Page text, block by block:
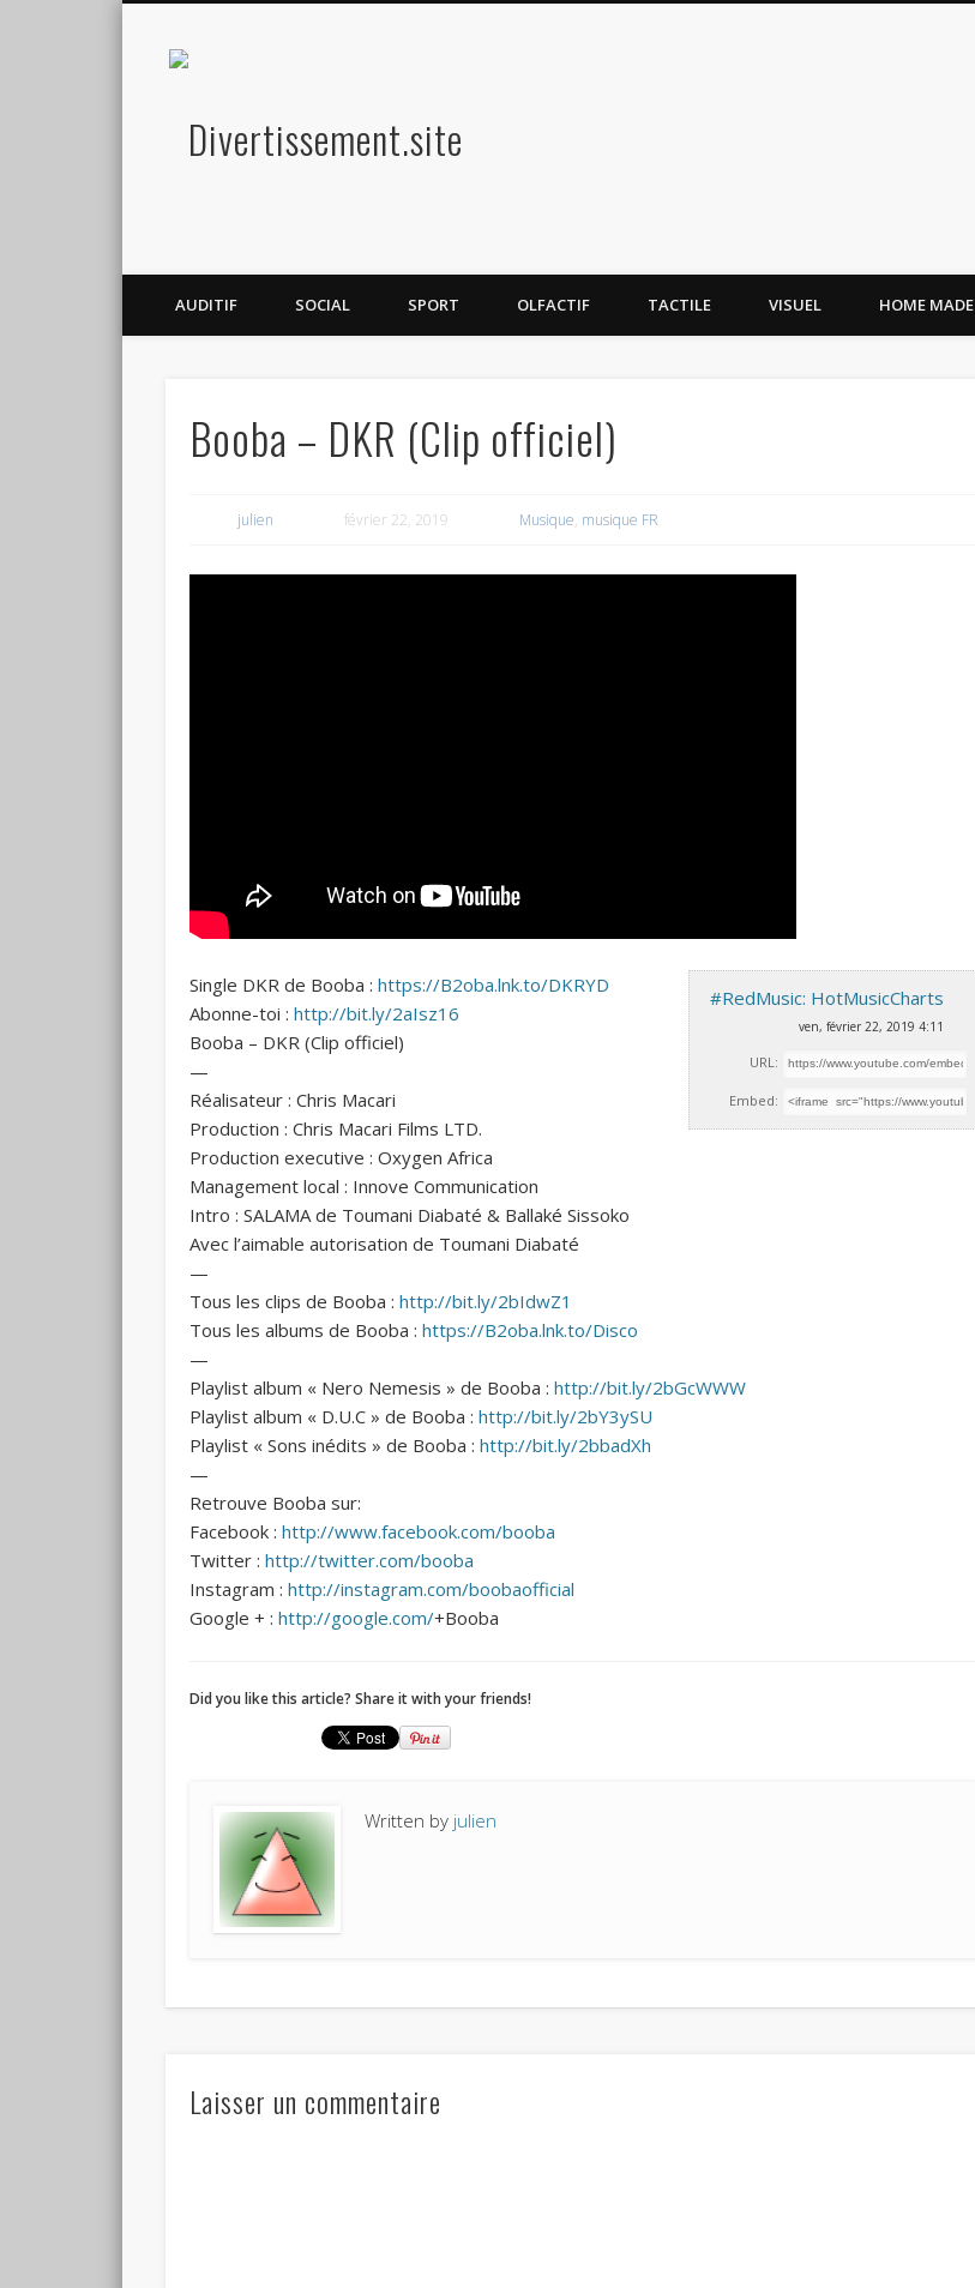
AUDITIF SOCIAL SPORT OLFACTIF TACTILE VISUEL HOME MADE
Booba – DKR (Clip officiel)
julien février 22, 2019 Musique, musique FR
#RedMusic: HotMusicCharts
ven, février 22, 2019 4:11
URL:
Embed:
Single DKR de Booba :https://B2oba.lnk.to/DKRYD
Abonne-toi :http://bit.ly/2aIsz16
Booba – DKR (Clip officiel)
—
Réalisateur : Chris Macari
Production : Chris Macari Films LTD.
Production executive : Oxygen Africa
Management local : Innove Communication
Intro : SALAMA de Toumani Diabaté & Ballaké Sissoko
Avec l’aimable autorisation de Toumani Diabaté
—
Tous les clips de Booba :http://bit.ly/2bIdwZ1
Tous les albums de Booba :https://B2oba.lnk.to/Disco
—
Playlist album « Nero Nemesis » de Booba :http://bit.ly/2bGcWWW
Playlist album « D.U.C » de Booba :http://bit.ly/2bY3ySU
Playlist « Sons inédits » de Booba :http://bit.ly/2bbadXh
—
Retrouve Booba sur:
Facebook :http://www.facebook.com/booba
Twitter :http://twitter.com/booba
Instagram :http://instagram.com/boobaofficial
Google + :http://google.com/+Booba
Did you like this article? Share it with your friends!
Written by julien
Laisser un commentaire